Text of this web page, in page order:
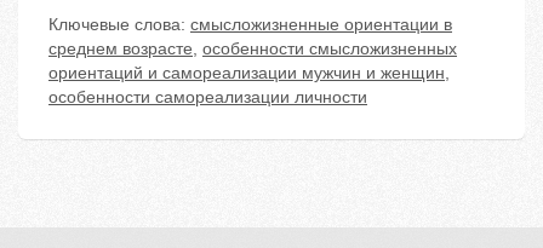
Ключевые слова: смысложизненные ориентации в
среднем возрасте, особенности смысложизненных
ориентаций и самореализации мужчин и женщин,
особенности самореализации личности